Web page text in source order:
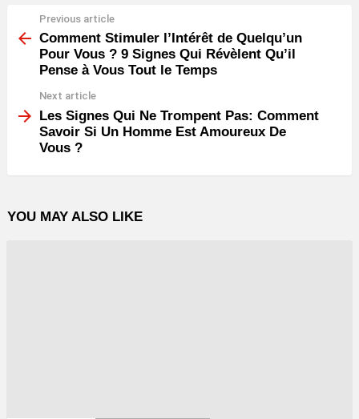
more
Previous article
Comment Stimuler l’Intérêt de Quelqu’un
Pour Vous ? 9 Signes Qui Révèlent Qu’il
Pense à Vous Tout le Temps
Next article
Les Signes Qui Ne Trompent Pas: Comment
Savoir Si Un Homme Est Amoureux De
Vous ?
YOU MAY ALSO LIKE